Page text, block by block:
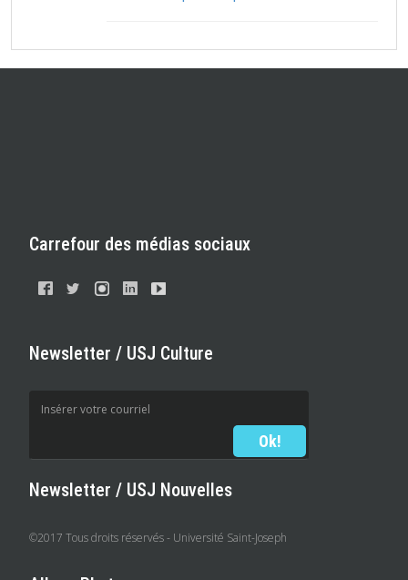
Carrefour des médias sociaux
Newsletter / USJ Culture
Newsletter / USJ Nouvelles
©2017 Tous droits réservés - Université Saint-Joseph